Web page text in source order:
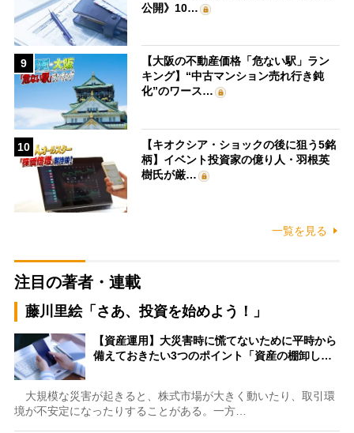
公開》10…
9
【大阪の不動産価格「危ない駅」ラン
キング】“中古マンション売れ行き鈍
化”のワース…
10
【キオクシア・ショックの後に狙う5銘
柄】イベント投資家の億り人・羽根英
樹氏が厳…
一覧を見る
注目の著者・連載
藤川里絵「さあ、投資を始めよう！」
【資産運用】大災害時に慌てないために平時から
備えておきたい3つのポイント「資産の棚卸し…
大規模な災害が起きると、株式市場が大きく動いたり、取引環
境が不安定になったりすることがある。一方…